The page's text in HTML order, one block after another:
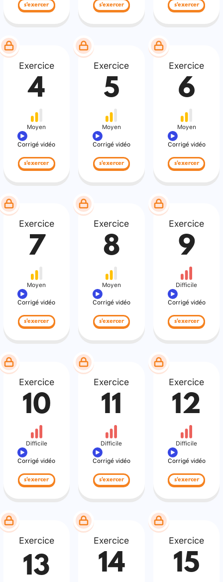
s'exercer s'exercer s'exercer
Exercice
4
Moyen
Corrigé vidéo
s'exercer
Exercice
5
Moyen
Corrigé vidéo
s'exercer
Exercice
6
Moyen
Corrigé vidéo
s'exercer
Exercice
7
Moyen
Corrigé vidéo
s'exercer
Exercice
8
Moyen
Corrigé vidéo
s'exercer
Exercice
9
Difficile
Corrigé vidéo
s'exercer
Exercice
10
Difficile
Corrigé vidéo
s'exercer
Exercice
11
Difficile
Corrigé vidéo
s'exercer
Exercice
12
Difficile
Corrigé vidéo
s'exercer
Exercice
13
Exercice
14
Exercice
15